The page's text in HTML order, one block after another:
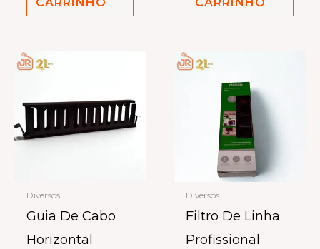
Diversos
Guia De Cabo
Horizontal
Diversos
Filtro De Linha
Profissional